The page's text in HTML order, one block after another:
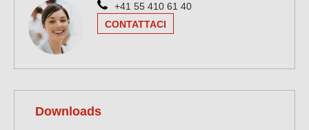
+41 55 410 61 40
CONTATTACI
Downloads